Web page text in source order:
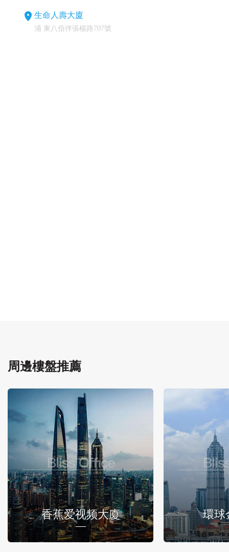
生命人壽大廈
浦 東八佰伴張楊路707號
周邊樓盤推薦
香蕉爱视频大廈 環球